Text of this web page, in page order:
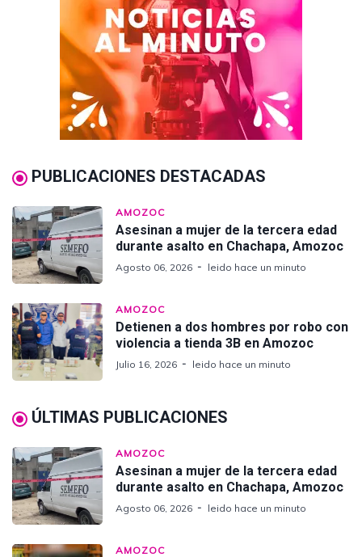
PUBLICACIONES DESTACADAS
AMOZOC
Asesinan a mujer de la tercera edad
durante asalto en Chachapa, Amozoc
Agosto 06, 2026 leido hace un minuto
AMOZOC
Detienen a dos hombres por robo con
violencia a tienda 3B en Amozoc
Julio 16, 2026 leido hace un minuto
ÚLTIMAS PUBLICACIONES
AMOZOC
Asesinan a mujer de la tercera edad
durante asalto en Chachapa, Amozoc
Agosto 06, 2026 leido hace un minuto
AMOZOC